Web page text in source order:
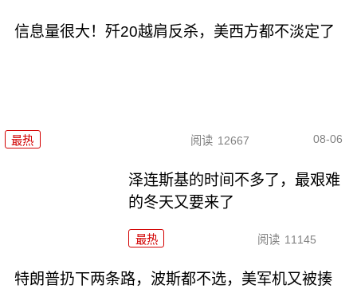
信息量很大！歼20越肩反杀，美西方都不淡定了
最热 阅读 12667 08-06
泽连斯基的时间不多了，最艰难
的冬天又要来了
最热 阅读 11145
特朗普扔下两条路，波斯都不选，美军机又被揍